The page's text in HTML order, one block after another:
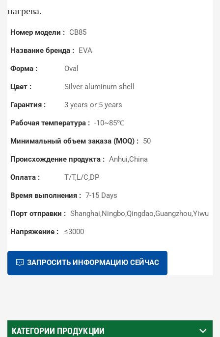
нагрева.
Номер модели : CB85
Название бренда : EVA
Форма : Oval
Цвет : Silver aluminum shell
Гарантия : 3 years or 5 years
Рабочая температура : -10~85℃
Минимальный объем заказа (MOQ) : 50
Происхождение продукта : Anhui,China
Оплата : T/T,L/C,DP
Время выполнения : 7-15 Days
Порт отправки : Shanghai,Ningbo,Qingdao,Guangzhou,Yiwu
Напряжение : ≤3000
ЗАПРОСИТЬ ИНФОРМАЦИЮ СЕЙЧАС
КАТЕГОРИИ ПРОДУКЦИИ